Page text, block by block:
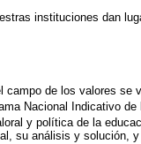
instituciones dan
de los valores se
Nacional Indicativo
y política de la
su análisis y solución,